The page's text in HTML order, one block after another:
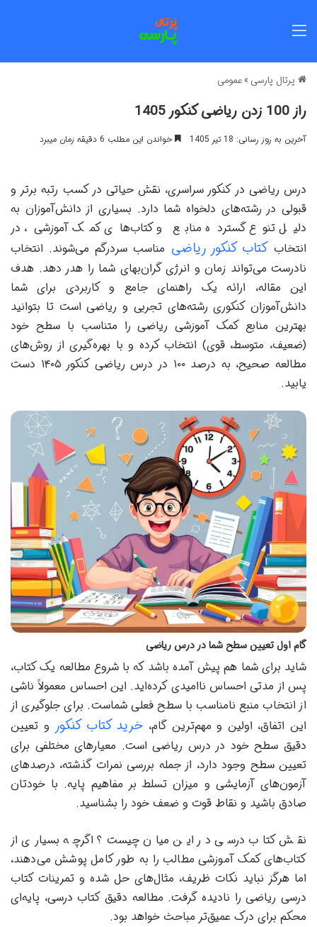
پرتال پارسی »عمومی
راز 100 زدن ریاضی کنکور 1405
آخرین به روز رسانی: 18 تیر 1405 خواندن این مطلب 6 دقیقه زمان میبرد
درس ریاضی در کنکور سراسری، نقش حیاتی در کسب رتبه برتر و
قبولی در رشته‌های دلخواه شما دارد. بسیاری از دانش‌آموزان به
دلیل تنوع گسترده منابع و کتاب‌های کمک آموزشی، در
انتخاب کتاب کنکور ریاضی مناسب سردرگم می‌شوند. انتخاب
نادرست می‌تواند زمان و انرژی گران‌بهای شما را هدر دهد. هدف
این مقاله، ارائه یک راهنمای جامع و کاربردی برای شما
دانش‌آموزان کنکوری رشته‌های تجربی و ریاضی است تا بتوانید
بهترین منابع کمک آموزشی ریاضی را متناسب با سطح خود
(ضعیف، متوسط، قوی) انتخاب کرده و با بهره‌گیری از روش‌های
مطالعه صحیح، به درصد ۱۰۰ در درس ریاضی کنکور ۱۴۰۵ دست
یابید.
گام اول تعیین سطح شما در درس ریاضی
شاید برای شما هم پیش آمده باشد که با شروع مطالعه یک کتاب،
پس از مدتی احساس ناامیدی کرده‌اید. این احساس معمولاً ناشی
از انتخاب منبع نامناسب با سطح فعلی شماست. برای جلوگیری از
این اتفاق، اولین و مهم‌ترین گام، خرید کتاب کنکور و تعیین
دقیق سطح خود در درس ریاضی است. معیارهای مختلفی برای
تعیین سطح وجود دارد، از جمله بررسی نمرات گذشته، درصدهای
آزمون‌های آزمایشی و میزان تسلط بر مفاهیم پایه. با خودتان
صادق باشید و نقاط قوت و ضعف خود را بشناسید.
نقش کتاب درسی در این میان چیست؟ اگرچه بسیاری از
کتاب‌های کمک آموزشی مطالب را به طور کامل پوشش می‌دهند،
اما هرگز نباید نکات ظریف، مثال‌های حل شده و تمرینات کتاب
درسی ریاضی را نادیده گرفت. مطالعه دقیق کتاب درسی، پایه‌ای
محکم برای درک عمیق‌تر مباحث خواهد بود.